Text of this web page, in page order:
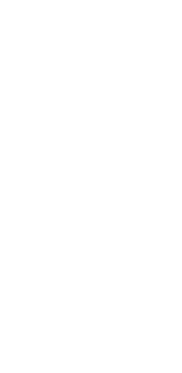
Cada vez es
aunque esa
razones por
domingos o
beneficio
superficies,
lujo. De ahí
los comercios
situación,